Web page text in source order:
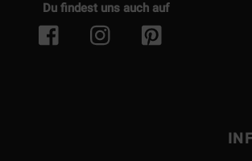
Du findest uns auch auf